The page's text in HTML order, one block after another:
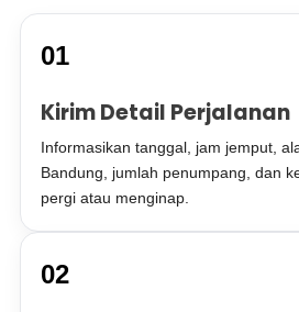
01
Kirim Detail Perjalanan
Informasikan tanggal, jam jemput,
Bandung, jumlah penumpang, dan
pergi atau menginap.
02